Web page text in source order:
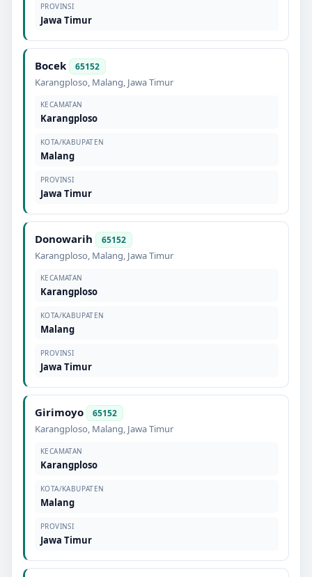
PROVINSI
Jawa Timur
Bocek 65152
Karangploso, Malang, Jawa Timur
KECAMATAN
Karangploso
KOTA/KABUPATEN
Malang
PROVINSI
Jawa Timur
Donowarih 65152
Karangploso, Malang, Jawa Timur
KECAMATAN
Karangploso
KOTA/KABUPATEN
Malang
PROVINSI
Jawa Timur
Girimoyo 65152
Karangploso, Malang, Jawa Timur
KECAMATAN
Karangploso
KOTA/KABUPATEN
Malang
PROVINSI
Jawa Timur